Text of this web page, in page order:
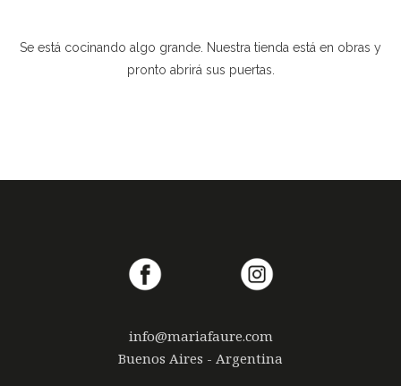
Se está cocinando algo grande. Nuestra tienda está en obras y
pronto abrirá sus puertas.
info@mariafaure.com
Buenos Aires - Argentina